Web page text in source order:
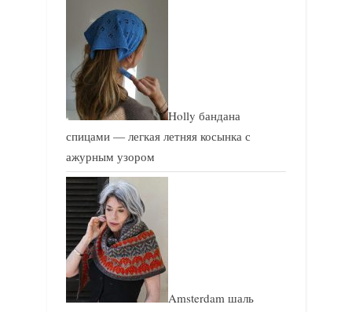
Holly бандана
спицами — легкая летняя косынка с
ажурным узором
Amsterdam шаль